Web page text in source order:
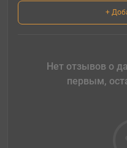
+
Нет отзывов о
первым,